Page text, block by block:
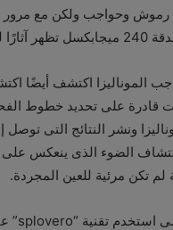
رموش وحواجب ولكن مع مرور
الأيسر.
اكتشف أيضًا
قادرة على تحديد خطوط
ونشر النتائج التى
تكن مرئية للعين المجردة.
استخدم تقنية “splovero
”